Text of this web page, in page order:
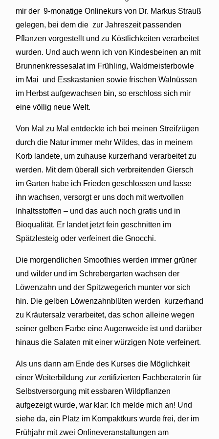
mir der 9-monatige Onlinekurs von Dr. Markus Strauß
gelegen, bei dem die zur Jahreszeit passenden
Pflanzen vorgestellt und zu Köstlichkeiten verarbeitet
wurden. Und auch wenn ich von Kindesbeinen an mit
Brunnenkressesalat im Frühling, Waldmeisterbowle
im Mai und Esskastanien sowie frischen Walnüssen
im Herbst aufgewachsen bin, so erschloss sich mir
eine völlig neue Welt.
Von Mal zu Mal entdeckte ich bei meinen Streifzügen
durch die Natur immer mehr Wildes, das in meinem
Korb landete, um zuhause kurzerhand verarbeitet zu
werden. Mit dem überall sich verbreitenden Giersch
im Garten habe ich Frieden geschlossen und lasse
ihn wachsen, versorgt er uns doch mit wertvollen
Inhaltsstoffen – und das auch noch gratis und in
Bioqualität. Er landet jetzt fein geschnitten im
Spätzlesteig oder verfeinert die Gnocchi.
Die morgendlichen Smoothies werden immer grüner
und wilder und im Schrebergarten wachsen der
Löwenzahn und der Spitzwegerich munter vor sich
hin. Die gelben Löwenzahnblüten werden
kurzerhand
zu Kräutersalz verarbeitet, das schon alleine wegen
seiner gelben Farbe eine Augenweide ist und darüber
hinaus die Salaten mit einer würzigen Note verfeinert.
Als uns dann am Ende des Kurses die Möglichkeit
einer Weiterbildung zur zertifizierten Fachberaterin für
Selbstversorgung mit essbaren Wildpflanzen
aufgezeigt wurde, war klar: Ich melde mich an! Und
siehe da, ein Platz im Kompaktkurs wurde frei, der im
Frühjahr mit zwei Onlineveranstaltungen am